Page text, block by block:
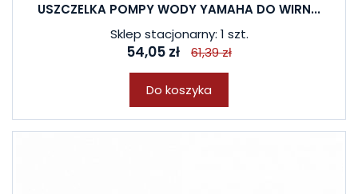
USZCZELKA POMPY WODY YAMAHA DO WIRN...
Sklep stacjonarny: 1 szt.
54,05 zł 61,39 zł
Do koszyka